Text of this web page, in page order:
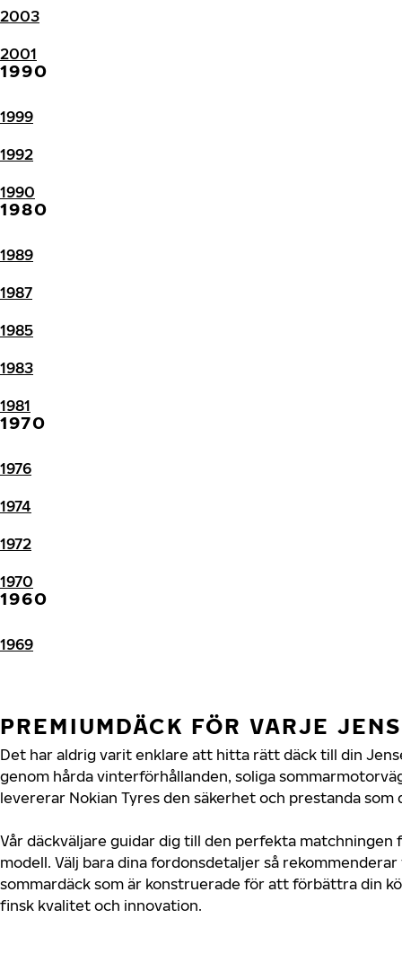
2003
2001
1990
1999
1992
1990
1980
1989
1987
1985
1983
1981
1970
1976
1974
1972
1970
1960
1969
PREMIUMDÄCK FÖR VARJE
Det har aldrig varit enklare att hitta rätt däck till din
genom hårda vinterförhållanden, soliga
levererar Nokian Tyres den säkerhet och prestanda som
Vår däckväljare guidar dig till den perfekta matchningen
modell. Välj bara dina fordonsdetaljer så
sommardäck som är konstruerade för att förbättra din
finsk kvalitet och innovation.